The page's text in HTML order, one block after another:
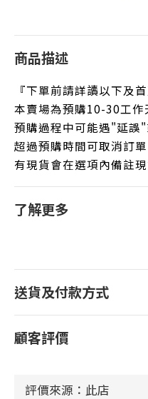
商品描述
『下單前請詳讀以下及首
本賣場為預購10-30工作
預購過程中可能遇"延誤
超過預購時間可取消訂單
有現貨會在選項內備註
了解更多
送貨及付款方式
顧客評價